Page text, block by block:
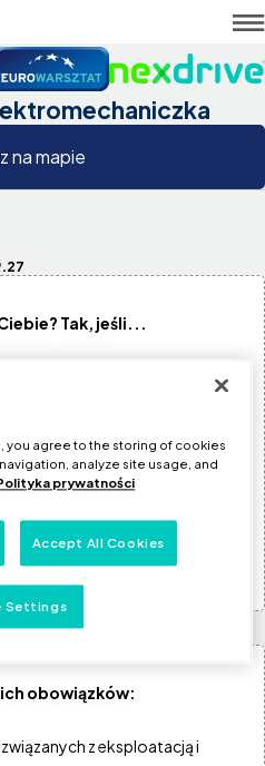
na mapie
Tak, jeśli...
urządzeń
w zespole
obowiązków:
z eksploatacją i
you agree to the storing of cookies
analyze site usage, and
prywatności
Accept All Cookies
Settings